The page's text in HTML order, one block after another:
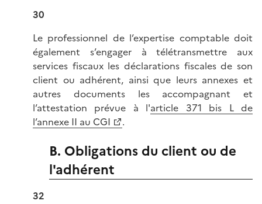
30
Le professionnel de l’expertise comptable doit
également s’engager à télétransmettre aux
services fiscaux les déclarations fiscales de son
client ou adhérent, ainsi que leurs annexes et
autres documents les accompagnant et
l’attestation prévue à l'article 371 bis L de
l’annexe II au CGI
.
B. Obligations du client ou de
l'adhérent
32